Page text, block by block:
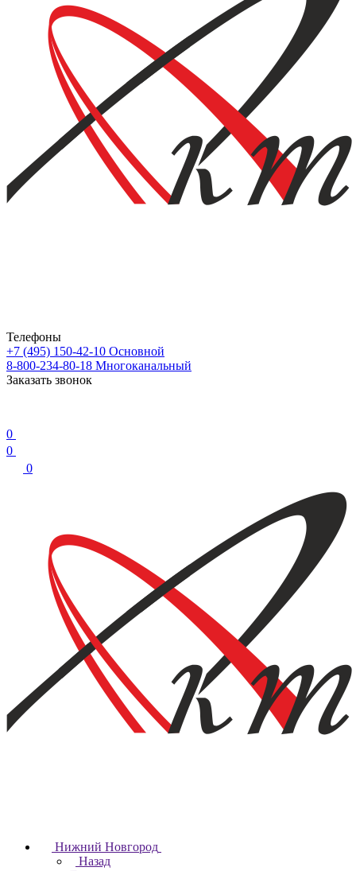
Телефоны
+7 (495) 150-42-10 Основной
8-800-234-80-18 Многоканальный
Заказать звонок
0
0
0
Нижний Новгород
Назад